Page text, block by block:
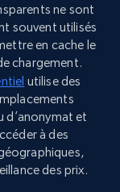
ne sont
souvent utilisés
en cache le
chargement.
utilise des
d’anonymat et
à des
des prix.